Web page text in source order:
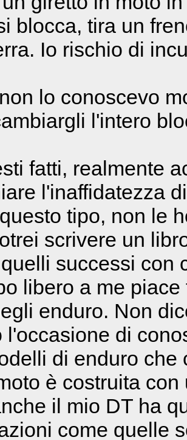
blocca, tira un
Io rischio di
lo conoscevo
l'intero
fatti, realmente
l'inaffidatezza
tipo, non le
scrivere un
successi con
libero a me
enduro. Non
l'occasione di
di enduro che
è costruita
il mio DT ha
come quelle